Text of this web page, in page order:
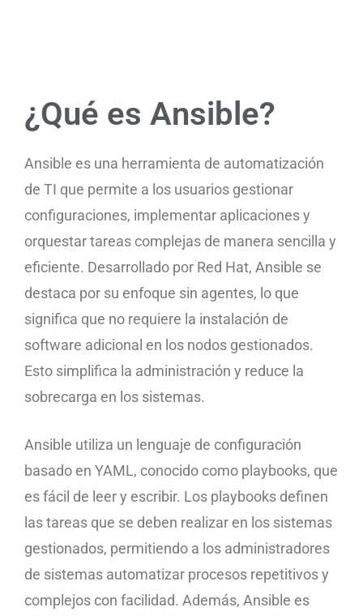
¿Qué es Ansible?
Ansible es una herramienta de automatización
de TI que permite a los usuarios gestionar
configuraciones, implementar aplicaciones y
orquestar tareas complejas de manera sencilla y
eficiente. Desarrollado por Red Hat, Ansible se
destaca por su enfoque sin agentes, lo que
significa que no requiere la instalación de
software adicional en los nodos gestionados.
Esto simplifica la administración y reduce la
sobrecarga en los sistemas.
Ansible utiliza un lenguaje de configuración
basado en YAML, conocido como playbooks, que
es fácil de leer y escribir. Los playbooks definen
las tareas que se deben realizar en los sistemas
gestionados, permitiendo a los administradores
de sistemas automatizar procesos repetitivos y
complejos con facilidad. Además, Ansible es